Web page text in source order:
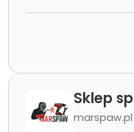
Sklep
marspaw.pl